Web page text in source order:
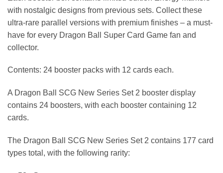
with nostalgic designs from previous sets. Collect these
ultra-rare parallel versions with premium finishes – a must-
have for every Dragon Ball Super Card Game fan and
collector.
Contents: 24 booster packs with 12 cards each.
A Dragon Ball SCG New Series Set 2 booster display
contains 24 boosters, with each booster containing 12
cards.
The Dragon Ball SCG New Series Set 2 contains 177 card
types total, with the following rarity: